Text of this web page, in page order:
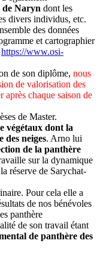
de Naryn dont les
divers individus, etc.
des données
et cartographier
https://www.osi-
de son diplôme, nous
de valorisation des
après chaque saison de
de Master.
végétaux dont la
des neiges. Arno lui
de la panthère
sur la dynamique
réserve de Sarychat-
Pour cela elle a
de nos bénévoles
panthère
de son travail étant
de panthère des